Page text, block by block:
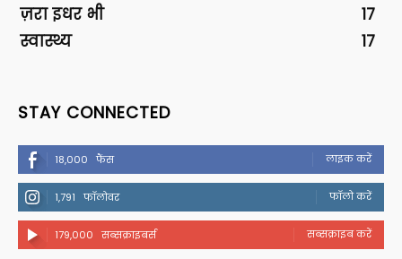
ज़रा इधर भी
17
स्वास्थ्य
17
STAY CONNECTED
18,000 फैंस लाइक करें
1,791 फॉलोवर फॉलो करें
179,000 सब्सक्राइबर्स सब्सक्राइब करें